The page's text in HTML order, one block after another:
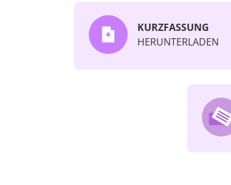
KURZFASSUNG
HERUNTERLADEN